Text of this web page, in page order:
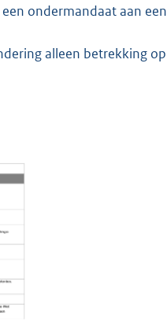
ondermandaat aan
alleen betrekking